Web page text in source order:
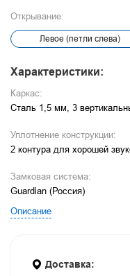
Открывание:
Левое (петли слева)
Характеристики:
Каркас:
Сталь 1,5 мм, 3
Уплотнение конструкции:
2 контура для хорошей
Замковая система:
Guardian (Россия)
Описание
Доставка: